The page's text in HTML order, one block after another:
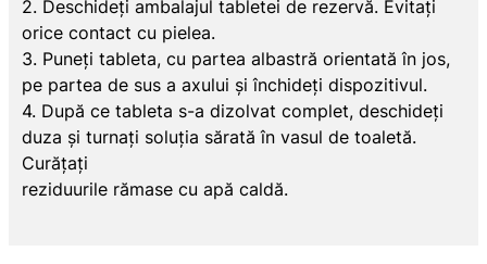
2. Deschideți ambalajul tabletei de rezervă. Evitați
orice contact cu pielea.
3. Puneți tableta, cu partea albastră orientată în jos,
pe partea de sus a axului și închideți dispozitivul.
4. După ce tableta s-a dizolvat complet, deschideți
duza și turnați soluția sărată în vasul de toaletă.
Curățați
reziduurile rămase cu apă caldă.